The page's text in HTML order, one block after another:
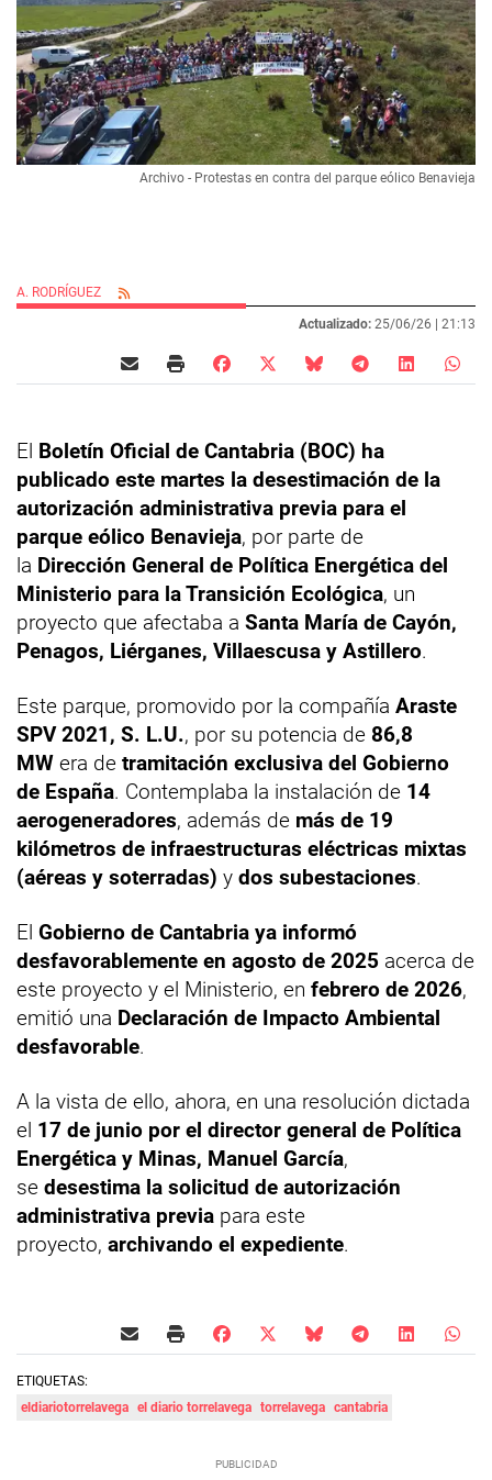
Archivo - Protestas en contra del parque eólico Benavieja
A. RODRÍGUEZ
Actualizado: 25/06/26 | 21:13
El Boletín Oficial de Cantabria (BOC) ha
publicado este martes la desestimación de la
autorización administrativa previa para el
parque eólico Benavieja, por parte de
la Dirección General de Política Energética del
Ministerio para la Transición Ecológica, un
proyecto que afectaba a Santa María de Cayón,
Penagos, Liérganes, Villaescusa y Astillero.
Este parque, promovido por la compañía Araste
SPV 2021, S. L.U., por su potencia de 86,8
MW era de tramitación exclusiva del Gobierno
de España. Contemplaba la instalación de 14
aerogeneradores, además de más de 19
kilómetros de infraestructuras eléctricas mixtas
(aéreas y soterradas) y dos subestaciones.
El Gobierno de Cantabria ya informó
desfavorablemente en agosto de 2025 acerca de
este proyecto y el Ministerio, en febrero de 2026,
emitió una Declaración de Impacto Ambiental
desfavorable.
A la vista de ello, ahora, en una resolución dictada
el 17 de junio por el director general de Política
Energética y Minas, Manuel García,
se desestima la solicitud de autorización
administrativa previa para este
proyecto, archivando el expediente.
ETIQUETAS:
eldiariotorrelavega el diario torrelavega torrelavega cantabria